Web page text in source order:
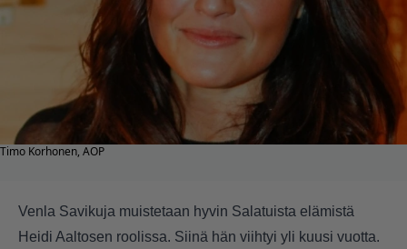
Timo Korhonen, AOP
Venla Savikuja muistetaan hyvin Salatuista elämistä
Heidi Aaltosen roolissa. Siinä hän viihtyi yli kuusi vuotta.